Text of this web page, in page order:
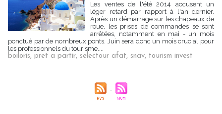
Les ventes de l'été 2014 accusent un
léger retard par rapport à l'an dernier.
Après un démarrage sur les chapeaux de
roue, les prises de commandes se sont
arrêtées, notamment en mai - un mois
ponctué par de nombreux ponts. Juin sera donc un mois crucial pour
les professionnels du tourisme....
boiloris, pret a partir, selectour afat, snav, tourism invest